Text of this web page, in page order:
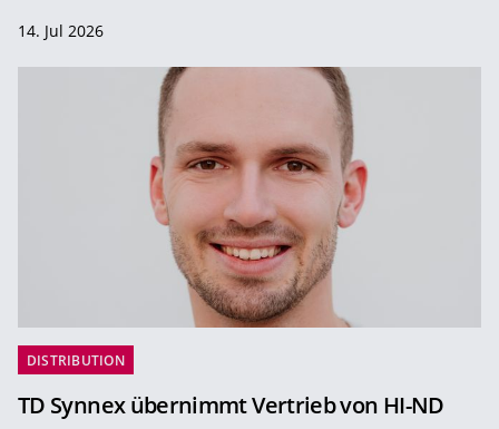
14. Jul 2026
DISTRIBUTION
TD Synnex übernimmt Vertrieb von HI-ND